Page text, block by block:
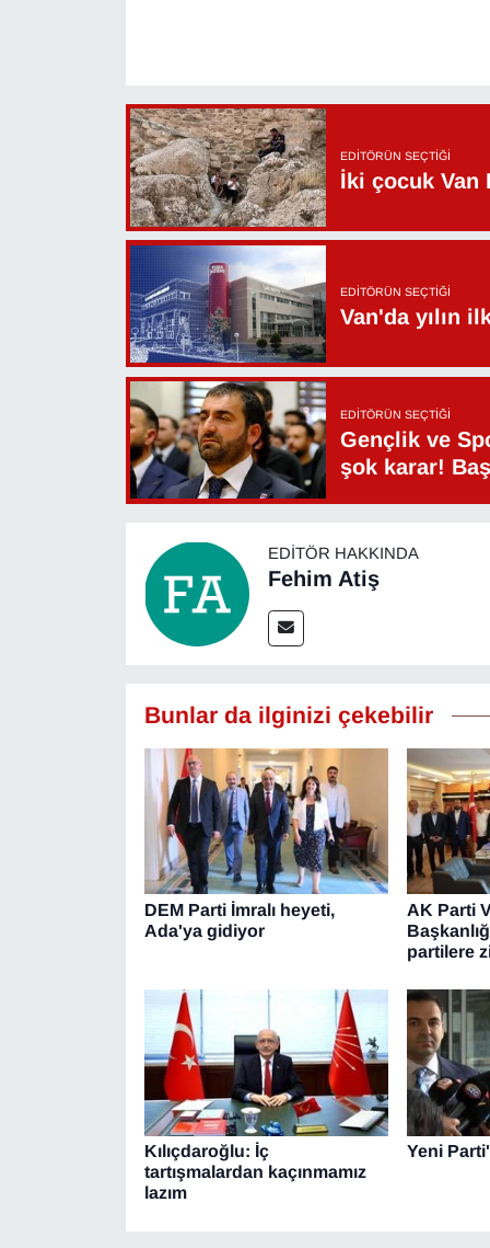
EDITÖRÜN SEÇTIĞI
İki çocuk Van
EDITÖRÜN SEÇTIĞI
Van'da yılın
EDITÖRÜN SEÇTIĞI
Gençlik ve
şok karar!
EDITÖR HAKKINDA
Fehim Atiş
Bunlar da ilginizi çekebilir
DEM Parti İmralı heyeti,
Ada'ya gidiyor
AK Parti
partilere
Kılıçdaroğlu: İç
tartışmalardan kaçınmamız
lazım
Yeni